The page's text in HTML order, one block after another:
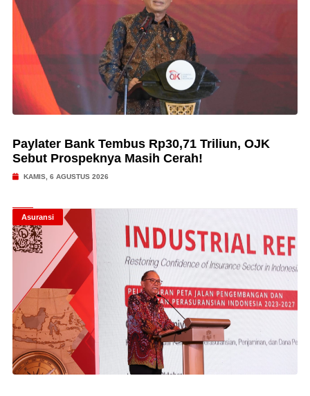
Paylater Bank Tembus Rp30,71 Triliun, OJK
Sebut Prospeknya Masih Cerah!
KAMIS, 6 AGUSTUS 2026
Asuransi